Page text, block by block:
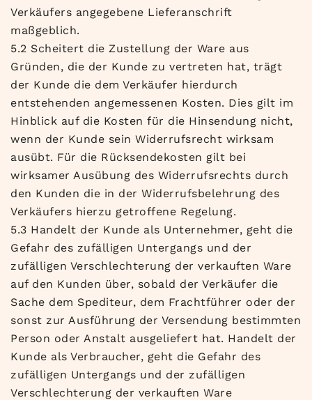
Verkäufers angegebene Lieferanschrift
maßgeblich.
5.2 Scheitert die Zustellung der Ware aus
Gründen, die der Kunde zu vertreten hat, trägt
der Kunde die dem Verkäufer hierdurch
entstehenden angemessenen Kosten. Dies gilt im
Hinblick auf die Kosten für die Hinsendung nicht,
wenn der Kunde sein Widerrufsrecht wirksam
ausübt. Für die Rücksendekosten gilt bei
wirksamer Ausübung des Widerrufsrechts durch
den Kunden die in der Widerrufsbelehrung des
Verkäufers hierzu getroffene Regelung.
5.3 Handelt der Kunde als Unternehmer, geht die
Gefahr des zufälligen Untergangs und der
zufälligen Verschlechterung der verkauften Ware
auf den Kunden über, sobald der Verkäufer die
Sache dem Spediteur, dem Frachtführer oder der
sonst zur Ausführung der Versendung bestimmten
Person oder Anstalt ausgeliefert hat. Handelt der
Kunde als Verbraucher, geht die Gefahr des
zufälligen Untergangs und der zufälligen
Verschlechterung der verkauften Ware